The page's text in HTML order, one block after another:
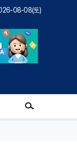
08-08(토)